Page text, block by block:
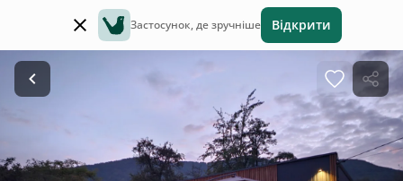
Застосунок, де зручніше Відкрити